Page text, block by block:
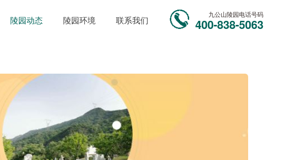
陵园动态 陵园环境 联系我们
九公山陵园电话号码
400-838-5063